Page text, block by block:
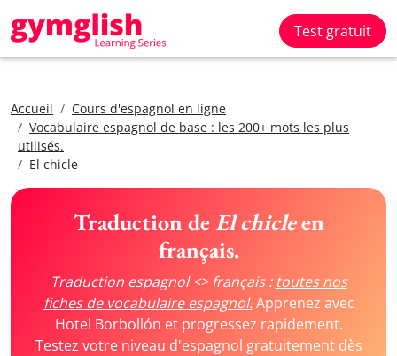
Test gratuit
Accueil
Cours d'espagnol en ligne
Vocabulaire espagnol de base : les 200+ mots les plus
utilisés.
El chicle
Traduction deEl chicleen
français.
Traduction espagnol <> français : toutes nos
fiches de vocabulaire espagnol.Apprenez avec
Hotel Borbollón et progressez rapidement.
Testez votre niveau d'espagnol gratuitement dès